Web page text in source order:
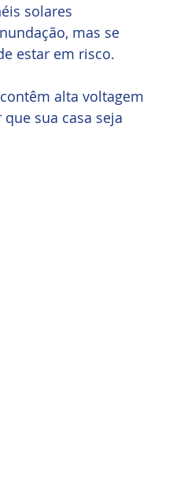
solares
mas se
estar em risco.
alta voltagem
sua casa seja